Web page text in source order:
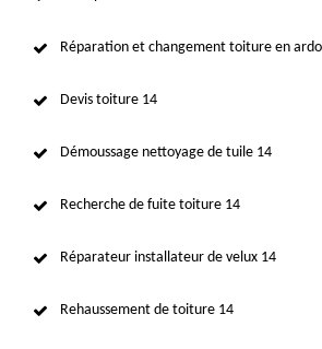
Réparation et changement toiture en
Devis toiture 14
Démoussage nettoyage de tuile 14
Recherche de fuite toiture 14
Réparateur installateur de velux 14
Rehaussement de toiture 14